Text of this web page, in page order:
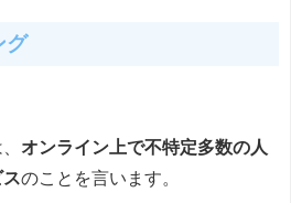
グ
オンライン上で不特定多数の人
のことを言います。